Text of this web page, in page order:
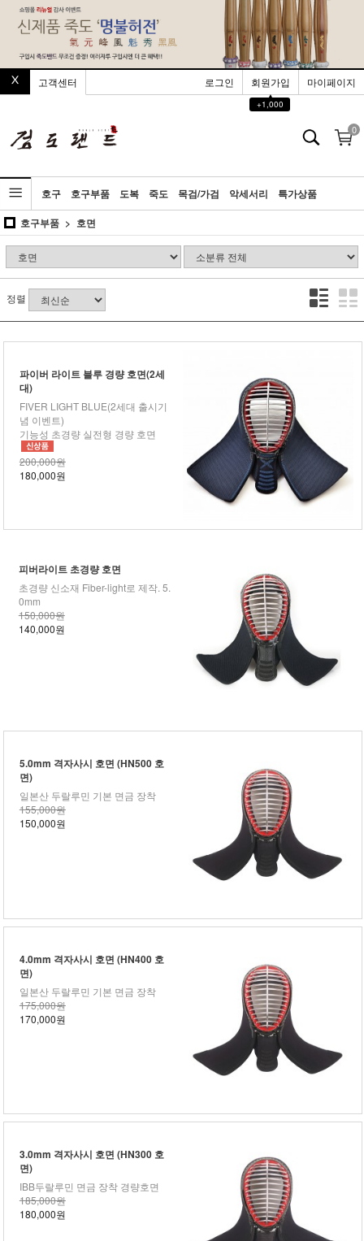
고객센터 로그인
회원가입
▲
+1,000
마이페이지
0
호구 호구부품 도복 죽도 목검/가검 악세서리
특가상품
호구부품
호면
정렬
파이버 라이트 블루 경량 호면(2세
대)
FIVER LIGHT BLUE(2세대 출시기
념 이벤트)
기능성 초경량 실전형 경량 호면
200,000원
180,000원
피버라이트 초경량 호면
초경량 신소재 Fiber-light로 제작. 5.
0mm
150,000원
140,000원
5.0mm 격자사시 호면 (HN500 호
면)
일본산 두랄루민 기본 면금 장착
155,000원
150,000원
4.0mm 격자사시 호면 (HN400 호
면)
일본산 두랄루민 기본 면금 장착
175,000원
170,000원
3.0mm 격자사시 호면 (HN300 호
면)
IBB두랄루민 면금 장착 경량호면
185,000원
180,000원